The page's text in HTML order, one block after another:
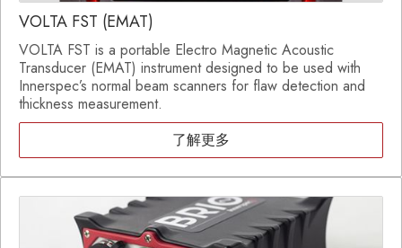
VOLTA FST (EMAT)
VOLTA FST is a portable Electro Magnetic Acoustic
Transducer (EMAT) instrument designed to be used with
Innerspec’s normal beam scanners for flaw detection and
thickness measurement.
了解更多